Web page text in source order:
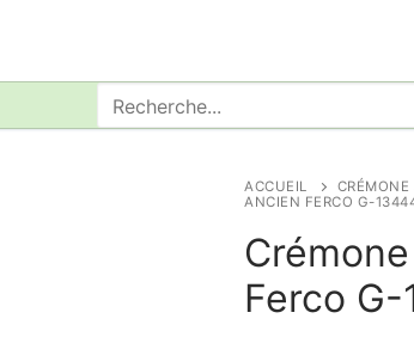
Rechercher
:
ACCUEIL CRÉMONE
ANCIEN FERCO G-
Ferco